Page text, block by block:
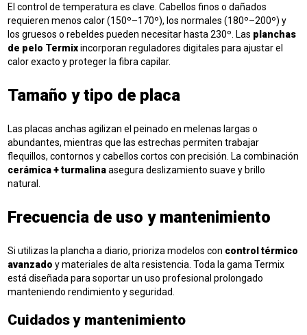
El control de temperatura es clave. Cabellos finos o dañados
requieren menos calor (150º–170º), los normales (180º–200º) y
los gruesos o rebeldes pueden necesitar hasta 230º. Las planchas
de pelo Termixincorporan reguladores digitales para ajustar el
calor exacto y proteger la fibra capilar.
Tamaño y tipo de placa
Las placas anchas agilizan el peinado en melenas largas o
abundantes, mientras que las estrechas permiten trabajar
flequillos, contornos y cabellos cortos con precisión. La combinación
cerámica + turmalinaasegura deslizamiento suave y brillo
natural.
Frecuencia de uso y mantenimiento
Si utilizas la plancha a diario, prioriza modelos con control térmico
avanzado y materiales de alta resistencia. Toda la gama Termix
está diseñada para soportar un uso profesional prolongado
manteniendo rendimiento y seguridad.
Cuidados y mantenimiento